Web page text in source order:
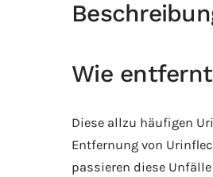
Wie
Diese allzu häufigen
Entfernung von
passieren diese